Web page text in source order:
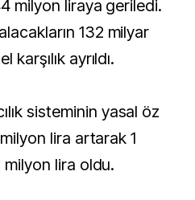
milyon liraya geriledi.
132 milyar
ayrıldı.
sisteminin yasal öz
lira artarak 1
lira oldu.